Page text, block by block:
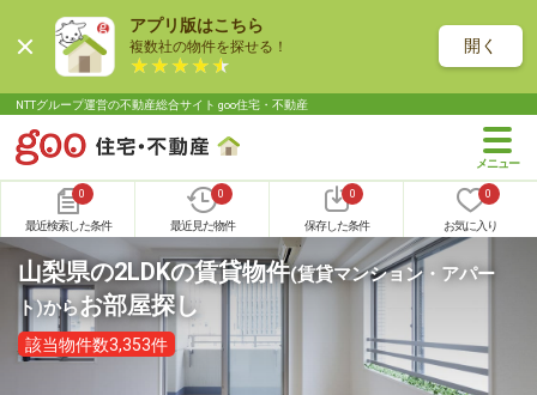
アプリ版はこちら
複数社の物件を探せる！ 開く
NTTグループ運営の不動産総合サイト goo住宅・不動産
0
最近検索した条件
0
最近見た物件
0
保存した条件
0
お気に入り
山梨県の2LDKの賃貸物件(賃貸マンション・アパー
ト)からお部屋探し
該当物件数3,353件